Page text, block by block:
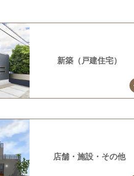
新築（戸建住宅）
店舗・施設・その他